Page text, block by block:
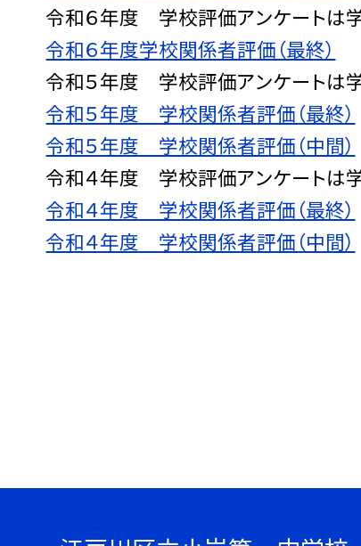
令和６年度 学校評価アンケートは
令和６年度学校関係者評価（最終）
令和５年度 学校評価アンケートは
令和５年度 学校関係者評価（最終）
令和５年度 学校関係者評価（中間）
令和４年度 学校評価アンケートは
令和４年度 学校関係者評価（最終）
令和４年度 学校関係者評価（中間）